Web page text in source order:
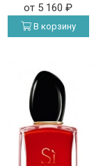
от 5 160₽
В корзину